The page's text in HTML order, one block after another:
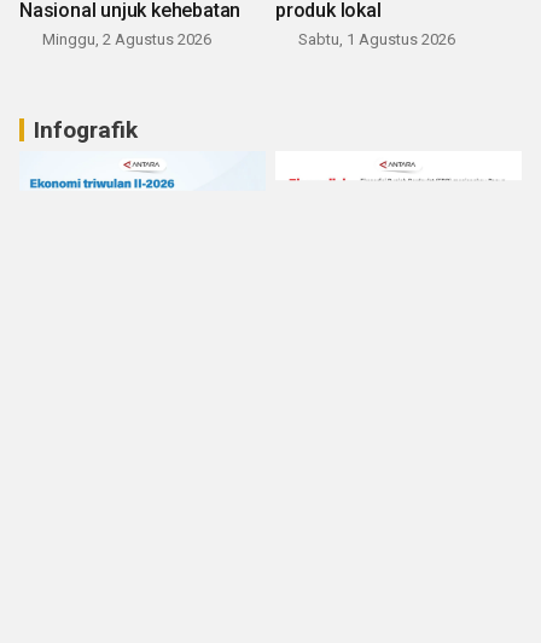
Nasional unjuk kehebatan
Minggu, 2 Agustus 2026
produk lokal
Sabtu, 1 Agustus 2026
Infografik